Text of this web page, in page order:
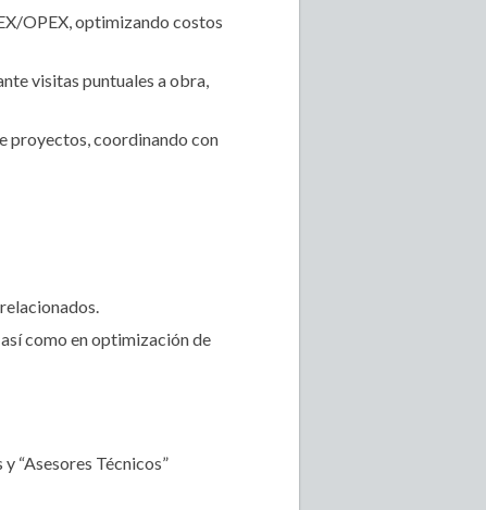
OPEX, optimizando costos
visitas puntuales a obra,
proyectos, coordinando con
como en optimización de
“Asesores Técnicos”